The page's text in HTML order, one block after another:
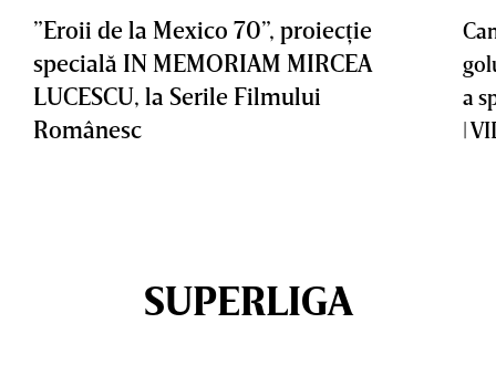
”Eroii de la Mexico 70”, proiecţie
specială IN MEMORIAM MIRCEA
LUCESCU, la Serile Filmului
Românesc
a
|
SUPERLIGA